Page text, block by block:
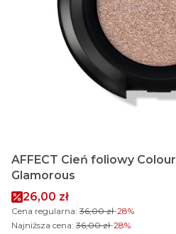
AFFECT Cień foliowy
Glamorous
Cena promocyjna
26,00 zł
Cena regularna: 36,00 zł-28%
Najniższa cena: 36,00 zł-28%